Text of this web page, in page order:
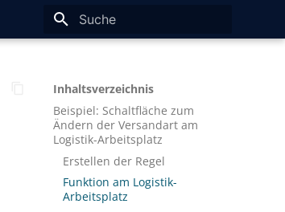
Inhaltsverzeichnis
Beispiel: Schaltfläche zum
Ändern der Versandart am
Logistik-Arbeitsplatz
Erstellen der Regel
Funktion am Logistik-
Arbeitsplatz